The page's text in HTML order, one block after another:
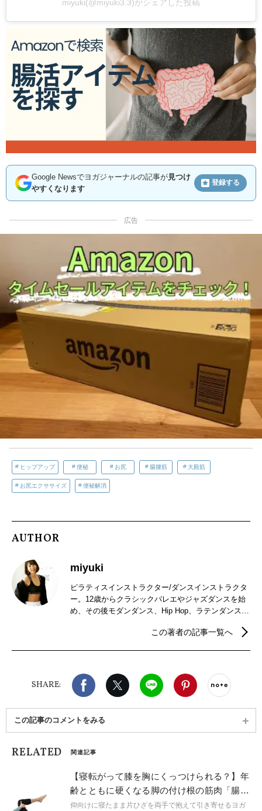
miyuki(@miyuki3.3)がシェアした投稿
Google Newsでヨガジャーナルの記事が見つけ
やすくなります
登録する
広告
ヒップアップ 便秘 お尻 腸腰筋 大殿筋
お尻エクササイズ 便秘解消
AUTHOR
miyuki
ピラティスインストラクター/ダンスインストラクタ
ー。12歳からクラシックバレエやジャズダンスを始
め、その後モダンダンス、Hip Hop、ラテンダンス等
い、帰国後ピラティスインストラクターのライセン
ガ）など資格を多数所持。元モデル・レースクィー
ンとして活動した経験もあり。
この著者の記事一覧へ
SHARE:
Facebook X（旧twitter）
LINE Pinterest
この記事のコメントをみる
RELATED 関連記事
【寝転がって膝を胸にくっつけられる？】年
齢とともに硬くなる脚の付け根の筋肉「腸腰
筋」ほぐしエクサ
仰向けに寝たまま片ひざを両手で抱えて引き寄せるヨガ